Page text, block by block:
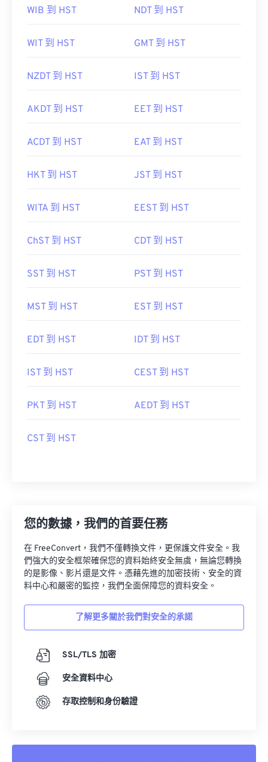
WIB 到 HST NDT 到 HST
WIT 到 HST GMT 到 HST
NZDT 到 HST IST 到 HST
AKDT 到 HST EET 到 HST
ACDT 到 HST EAT 到 HST
HKT 到 HST JST 到 HST
WITA 到 HST EEST 到 HST
ChST 到 HST CDT 到 HST
SST 到 HST PST 到 HST
MST 到 HST EST 到 HST
EDT 到 HST IDT 到 HST
IST 到 HST CEST 到 HST
PKT 到 HST AEDT 到 HST
CST 到 HST
您的數據，我們的首要任務
在 FreeConvert，我們不僅轉換文件，更保護文件安全。我
們強大的安全框架確保您的資料始終安全無虞，無論您轉換
的是影像、影片還是文件。憑藉先進的加密技術、安全的資
料中心和嚴密的監控，我們全面保障您的資料安全。
了解更多關於我們對安全的承諾
SSL/TLS 加密
安全資料中心
存取控制和身份驗證